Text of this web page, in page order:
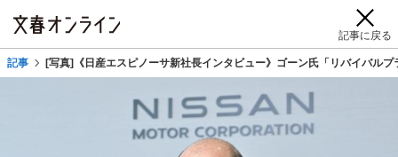
記事に戻る
記事 [写真]《日産エスピノーサ新社長インタビュー》ゴーン氏「リバイバル